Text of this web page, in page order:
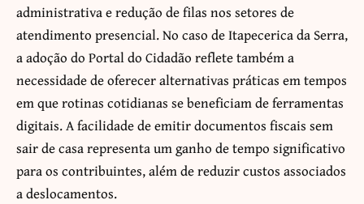
administrativa e redução de filas nos setores de
atendimento presencial. No caso de Itapecerica da Serra,
a adoção do Portal do Cidadão reflete também a
necessidade de oferecer alternativas práticas em tempos
em que rotinas cotidianas se beneficiam de ferramentas
digitais. A facilidade de emitir documentos fiscais sem
sair de casa representa um ganho de tempo significativo
para os contribuintes, além de reduzir custos associados
a deslocamentos.